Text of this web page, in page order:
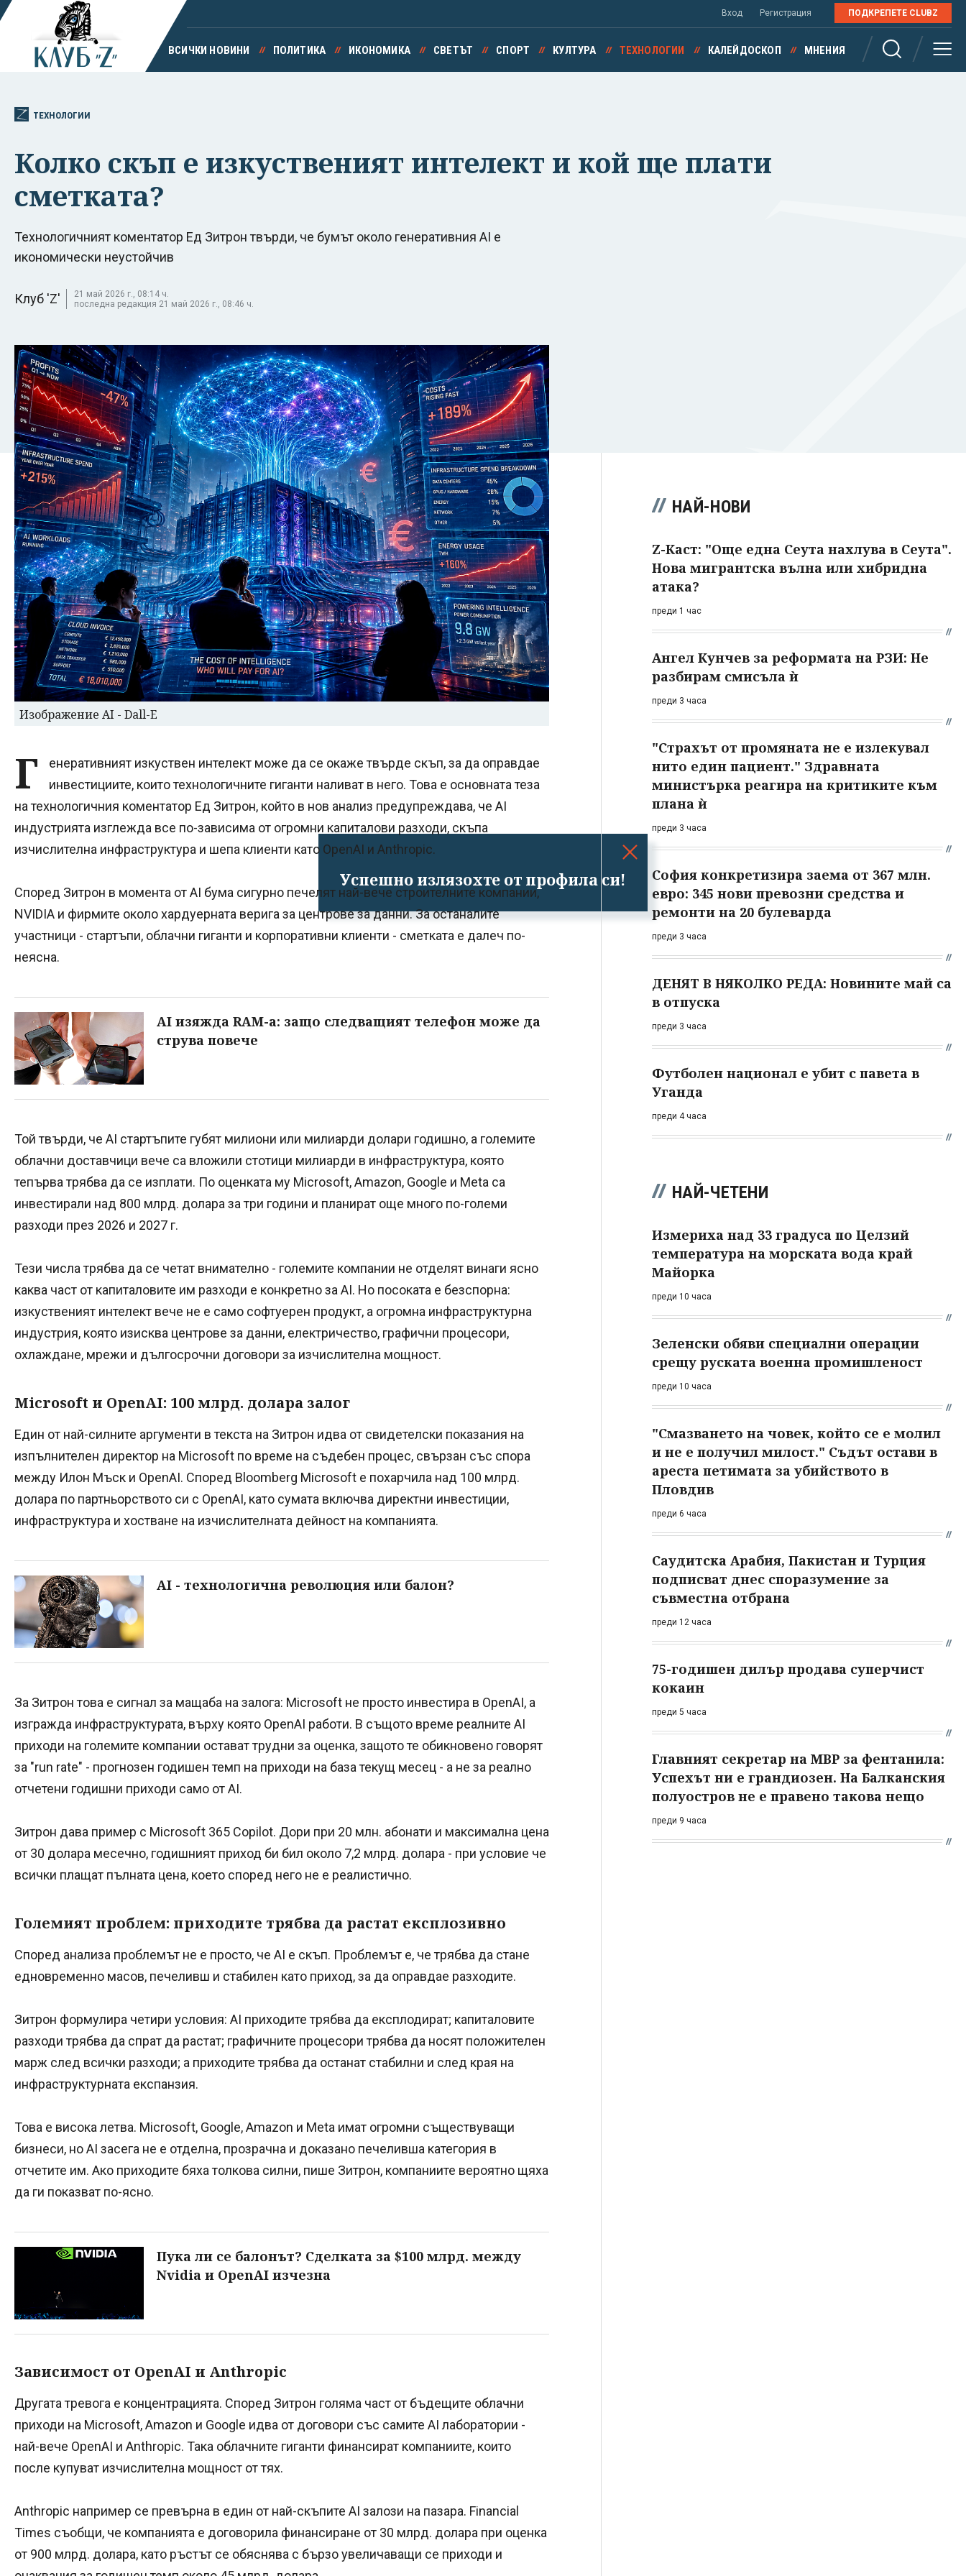
Успешно излязохте от профила си!
Вход Регистрация ПОДКРЕПЕТЕ CLUBZ
ВСИЧКИ НОВИНИ ПОЛИТИКА ИКОНОМИКА СВЕТЪТ СПОРТ КУЛТУРА ТЕХНОЛОГИИ КАЛЕЙДОСКОП МНЕНИЯ
ТЕХНОЛОГИИ
Колко скъп е изкуственият интелект и кой ще плати
сметката?
Технологичният коментатор Ед Зитрон твърди, че бумът около генеративния AI е
икономически неустойчив
Клуб 'Z'
21 май 2026 г., 08:14 ч.
последна редакция 21 май 2026 г., 08:46 ч.
Изображение AI - Dall-E
Г
енеративният изкуствен интелект може да се окаже твърде скъп, за да оправдае
инвестициите, които технологичните гиганти наливат в него. Това е основната теза
на технологичния коментатор Ед Зитрон, който в нов анализ предупреждава, че AI
индустрията изглежда все по-зависима от огромни капиталови разходи, скъпа
изчислителна инфраструктура и шепа клиенти като OpenAI и Anthropic.
Според Зитрон в момента от AI бума сигурно печелят най-вече строителните компании,
NVIDIA и фирмите около хардуерната верига за центрове за данни. За останалите
участници - стартъпи, облачни гиганти и корпоративни клиенти - сметката е далеч по-
неясна.
AI изяжда RAM-а: защо следващият телефон може да
струва повече
Той твърди, че AI стартъпите губят милиони или милиарди долари годишно, а големите
облачни доставчици вече са вложили стотици милиарди в инфраструктура, която
тепърва трябва да се изплати. По оценката му Microsoft, Amazon, Google и Meta са
инвестирали над 800 млрд. долара за три години и планират още много по-големи
разходи през 2026 и 2027 г.
Тези числа трябва да се четат внимателно - големите компании не отделят винаги ясно
каква част от капиталовите им разходи е конкретно за AI. Но посоката е безспорна:
изкуственият интелект вече не е само софтуерен продукт, а огромна инфраструктурна
индустрия, която изисква центрове за данни, електричество, графични процесори,
охлаждане, мрежи и дългосрочни договори за изчислителна мощност.
Microsoft и OpenAI: 100 млрд. долара залог
Един от най-силните аргументи в текста на Зитрон идва от свидетелски показания на
изпълнителен директор на Microsoft по време на съдебен процес, свързан със спора
между Илон Мъск и OpenAI. Според Bloomberg Microsoft е похарчила над 100 млрд.
долара по партньорството си с OpenAI, като сумата включва директни инвестиции,
инфраструктура и хостване на изчислителната дейност на компанията.
AI - технологична революция или балон?
За Зитрон това е сигнал за мащаба на залога: Microsoft не просто инвестира в OpenAI, а
изгражда инфраструктурата, върху която OpenAI работи. В същото време реалните AI
приходи на големите компании остават трудни за оценка, защото те обикновено говорят
за "run rate" - прогнозен годишен темп на приходи на база текущ месец - а не за реално
отчетени годишни приходи само от AI.
Зитрон дава пример с Microsoft 365 Copilot. Дори при 20 млн. абонати и максимална цена
от 30 долара месечно, годишният приход би бил около 7,2 млрд. долара - при условие че
всички плащат пълната цена, което според него не е реалистично.
Големият проблем: приходите трябва да растат експлозивно
Според анализа проблемът не е просто, че AI е скъп. Проблемът е, че трябва да стане
едновременно масов, печеливш и стабилен като приход, за да оправдае разходите.
Зитрон формулира четири условия: AI приходите трябва да експлодират; капиталовите
разходи трябва да спрат да растат; графичните процесори трябва да носят положителен
марж след всички разходи; а приходите трябва да останат стабилни и след края на
инфраструктурната експанзия.
Това е висока летва. Microsoft, Google, Amazon и Meta имат огромни съществуващи
бизнеси, но AI засега не е отделна, прозрачна и доказано печеливша категория в
отчетите им. Ако приходите бяха толкова силни, пише Зитрон, компаниите вероятно щяха
да ги показват по-ясно.
Пука ли се балонът? Сделката за $100 млрд. между
Nvidia и OpenAI изчезна
Зависимост от OpenAI и Anthropic
Другата тревога е концентрацията. Според Зитрон голяма част от бъдещите облачни
приходи на Microsoft, Amazon и Google идва от договори със самите AI лаборатории -
най-вече OpenAI и Anthropic. Така облачните гиганти финансират компаниите, които
после купуват изчислителна мощност от тях.
Anthropic например се превърна в един от най-скъпите AI залози на пазара. Financial
Times съобщи, че компанията е договорила финансиране от 30 млрд. долара при оценка
от 900 млрд. долара, като ръстът се обяснява с бързо увеличаващи се приходи и
НАЙ-НОВИ
Z-Каст: "Още една Сеута нахлува в Сеута".
Нова мигрантска вълна или хибридна
атака?
преди 1 час
Ангел Кунчев за реформата на РЗИ: Не
разбирам смисъла ѝ
преди 3 часа
"Страхът от промяната не е излекувал
нито един пациент." Здравната
министърка реагира на критиките към
плана ѝ
преди 3 часа
София конкретизира заема от 367 млн.
евро: 345 нови превозни средства и
ремонти на 20 булеварда
преди 3 часа
ДЕНЯТ В НЯКОЛКО РЕДА: Новините май са
в отпуска
преди 3 часа
Футболен национал е убит с павета в
Уганда
преди 4 часа
НАЙ-ЧЕТЕНИ
Измериха над 33 градуса по Целзий
температура на морската вода край
Майорка
преди 10 часа
Зеленски обяви специални операции
срещу руската военна промишленост
преди 10 часа
"Смазването на човек, който се е молил
и не е получил милост." Съдът остави в
ареста петимата за убийството в
Пловдив
преди 6 часа
Саудитска Арабия, Пакистан и Турция
подписват днес споразумение за
съвместна отбрана
преди 12 часа
75-годишен дилър продава суперчист
кокаин
преди 5 часа
Главният секретар на МВР за фентанила:
Успехът ни е грандиозен. На Балканския
полуостров не е правено такова нещо
преди 9 часа